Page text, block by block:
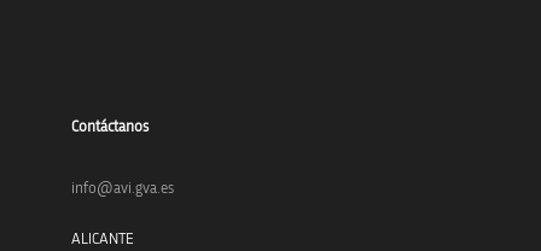
Contáctanos
info@avi.gva.es
ALICANTE